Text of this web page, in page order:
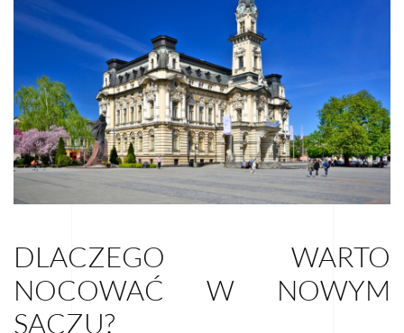
DLACZEGO WARTO
NOCOWAĆ W NOWYM
SĄCZU?